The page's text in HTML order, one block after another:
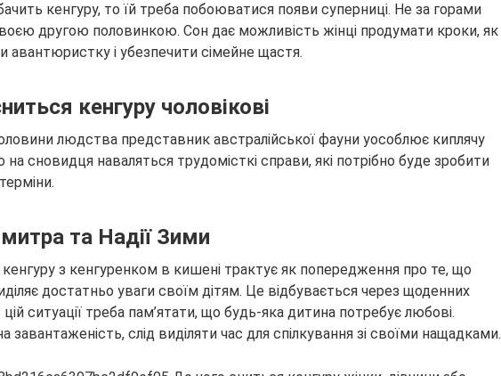
кенгуру, то їй треба побоюватися появи суперниці. Не за горами
другою половинкою. Сон дає можливість жінці продумати кроки, як
авантюристку і убезпечити сімейне щастя.
кенгуру чоловікові
людства представник австралійської фауни уособлює киплячу
на сновидця наваляться трудомісткі справи, які потрібно буде зробити
та Надії Зими
з кенгуренком в кишені трактує як попередження про те, що
достатньо уваги своїм дітям. Це відбувається через щоденних
цій ситуації треба пам’ятати, що будь-яка дитина потребує любові.
завантаженість, слід виділяти час для спілкування зі своїми нащадками.